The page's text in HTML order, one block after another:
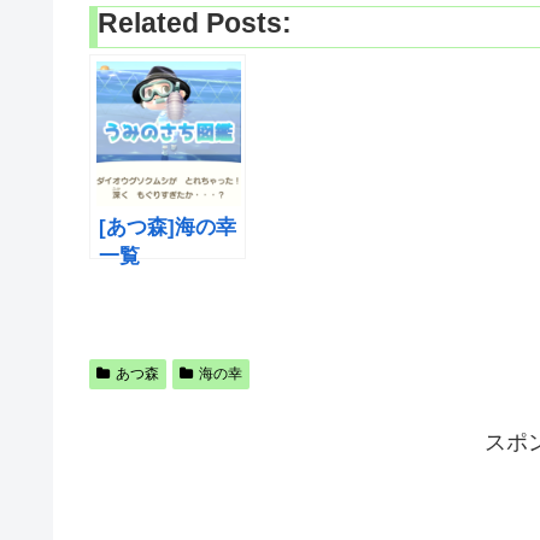
Related Posts:
[あつ森]海の幸
一覧
あつ森 海の幸
スポ